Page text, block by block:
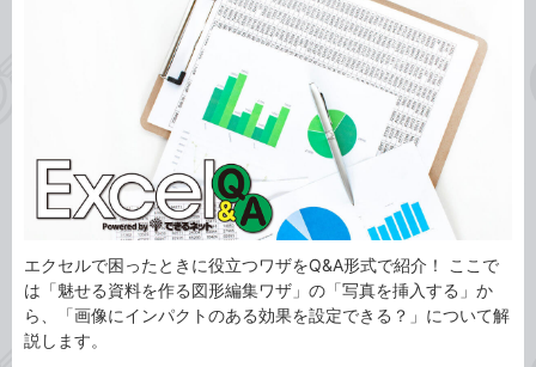
エクセルで困ったときに役立つワザをQ&A形式で紹介！ ここで
は「魅せる資料を作る図形編集ワザ」の「写真を挿入する」か
ら、「画像にインパクトのある効果を設定できる？」について解
説します。